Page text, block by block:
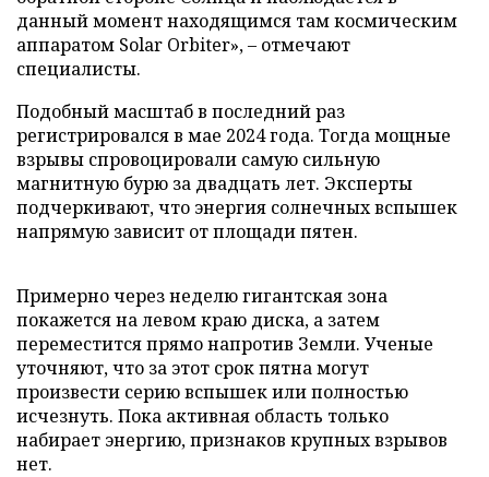
данный момент находящимся там космическим
аппаратом Solar Orbiter», – отмечают
специалисты.
Подобный масштаб в последний раз
регистрировался в мае 2024 года. Тогда мощные
взрывы спровоцировали самую сильную
магнитную бурю за двадцать лет. Эксперты
подчеркивают, что энергия солнечных вспышек
напрямую зависит от площади пятен.
Примерно через неделю гигантская зона
покажется на левом краю диска, а затем
переместится прямо напротив Земли. Ученые
уточняют, что за этот срок пятна могут
произвести серию вспышек или полностью
исчезнуть. Пока активная область только
набирает энергию, признаков крупных взрывов
нет.